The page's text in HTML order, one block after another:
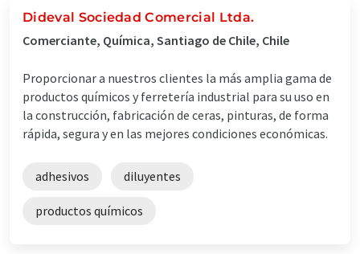
Dideval Sociedad Comercial Ltda.
Comerciante, Química, Santiago de Chile, Chile
Proporcionar a nuestros clientes la más amplia gama de
productos químicos y ferretería industrial para su uso en
la construcción, fabricación de ceras, pinturas, de forma
rápida, segura y en las mejores condiciones económicas.
adhesivos diluyentes
productos químicos